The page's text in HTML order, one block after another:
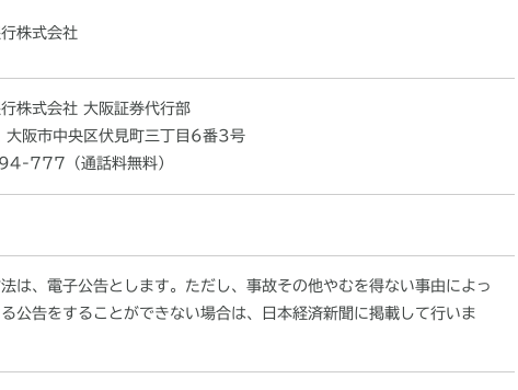
株式会社
株式会社 大阪証券代行部
阪市中央区伏見町三丁目6番3号
777（通話料無料）
は、電子公告とします。ただし、事故その他やむを得ない事由によっ
公告をすることができない場合は、日本経済新聞に掲載して行いま